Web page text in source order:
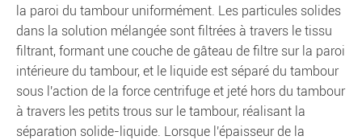
la paroi du tambour uniformément. Les particules solides
dans la solution mélangée sont filtrées à travers le tissu
filtrant, formant une couche de gâteau de filtre sur la paroi
intérieure du tambour, et le liquide est séparé du tambour
sous l'action de la force centrifuge et jeté hors du tambour
à travers les petits trous sur le tambour, réalisant la
séparation solide-liquide. Lorsque l'épaisseur de la